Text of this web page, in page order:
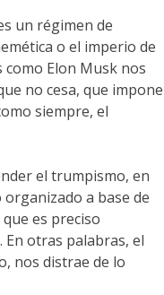
un régimen de
o el imperio de
como Elon Musk nos
no cesa, que impone
siempre, el
el trumpismo, en
a base de
es preciso
otras palabras, el
nos distrae de lo